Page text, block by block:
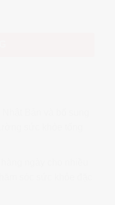
ung thư Kanehide
Bản và bổ sung
sức khỏe tổng
ngày cho nhiều
sóc sức khỏe đặc